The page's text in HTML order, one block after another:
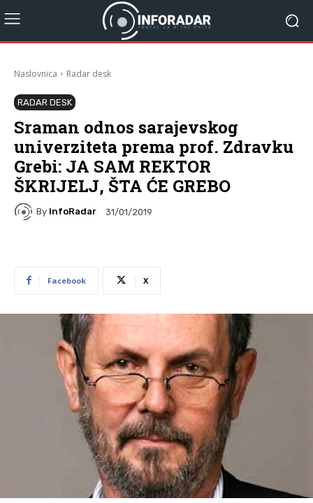
Naslovnica Radar desk
RADAR DESK
Sraman odnos sarajevskog
univerziteta prema prof. Zdravku
Grebi: JA SAM REKTOR
ŠKRIJELJ, ŠTA ĆE GREBO
By InfoRadar 31/01/2019
Facebook X